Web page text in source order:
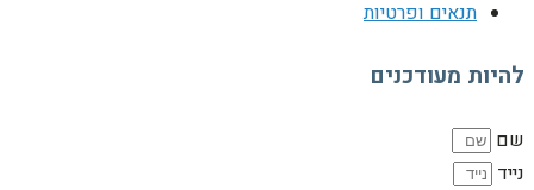
תנאים ופרטיות
להיות מעודכנים
שם
נייד